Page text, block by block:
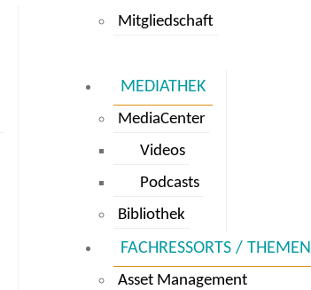
Mitgliedschaft
MEDIATHEK
MediaCenter
Videos
Podcasts
Bibliothek
FACHRESSORTS / THEMEN
Asset Management